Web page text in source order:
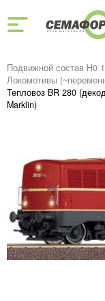
Подвижной состав H0
Локомотивы
Тепловоз BR 280
Marklin)